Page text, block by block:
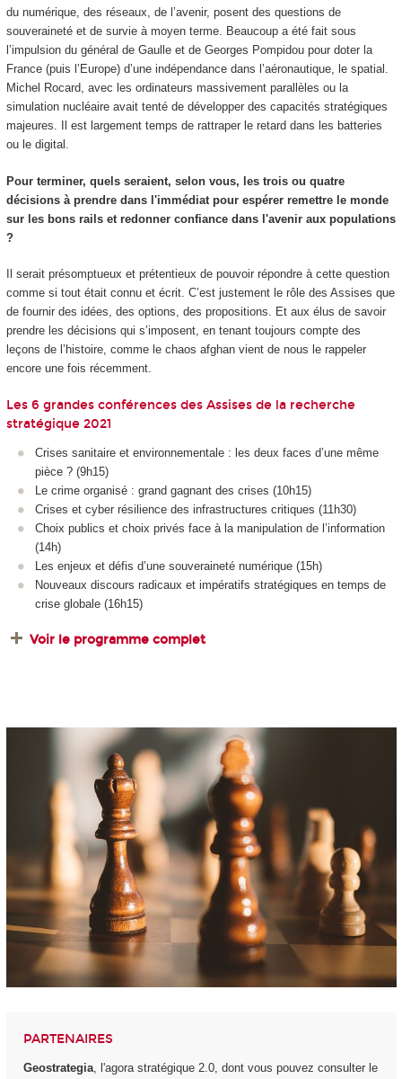
du numérique, des réseaux, de l’avenir, posent des questions de
souveraineté et de survie à moyen terme. Beaucoup a été fait sous
l’impulsion du général de Gaulle et de Georges Pompidou pour doter la
France (puis l’Europe) d’une indépendance dans l’aéronautique, le spatial.
Michel Rocard, avec les ordinateurs massivement parallèles ou la
simulation nucléaire avait tenté de développer des capacités stratégiques
majeures. Il est largement temps de rattraper le retard dans les batteries
ou le digital.
Pour terminer, quels seraient, selon vous, les trois ou quatre
décisions à prendre dans l'immédiat pour espérer remettre le monde
sur les bons rails et redonner confiance dans l'avenir aux populations
?
Il serait présomptueux et prétentieux de pouvoir répondre à cette question
comme si tout était connu et écrit. C’est justement le rôle des Assises que
de fournir des idées, des options, des propositions. Et aux élus de savoir
prendre les décisions qui s’imposent, en tenant toujours compte des
leçons de l’histoire, comme le chaos afghan vient de nous le rappeler
encore une fois récemment.
Les 6 grandes conférences des Assises de la recherche
stratégique 2021
Crises sanitaire et environnementale : les deux faces d’une même
pièce ? (9h15)
Le crime organisé : grand gagnant des crises (10h15)
Crises et cyber résilience des infrastructures critiques (11h30)
Choix publics et choix privés face à la manipulation de l’information
(14h)
Les enjeux et défis d’une souveraineté numérique (15h)
Nouveaux discours radicaux et impératifs stratégiques en temps de
crise globale (16h15)
Voir le programme complet
PARTENAIRES
Geostrategia, l'agora stratégique 2.0, dont vous pouvez consulter le